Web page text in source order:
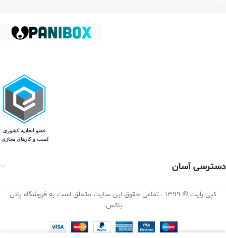
دسترسی آسان
کپی رایت © 1399 . تمامی حقوق این سایت متعلق است به فروشگاه پانی
باکس.